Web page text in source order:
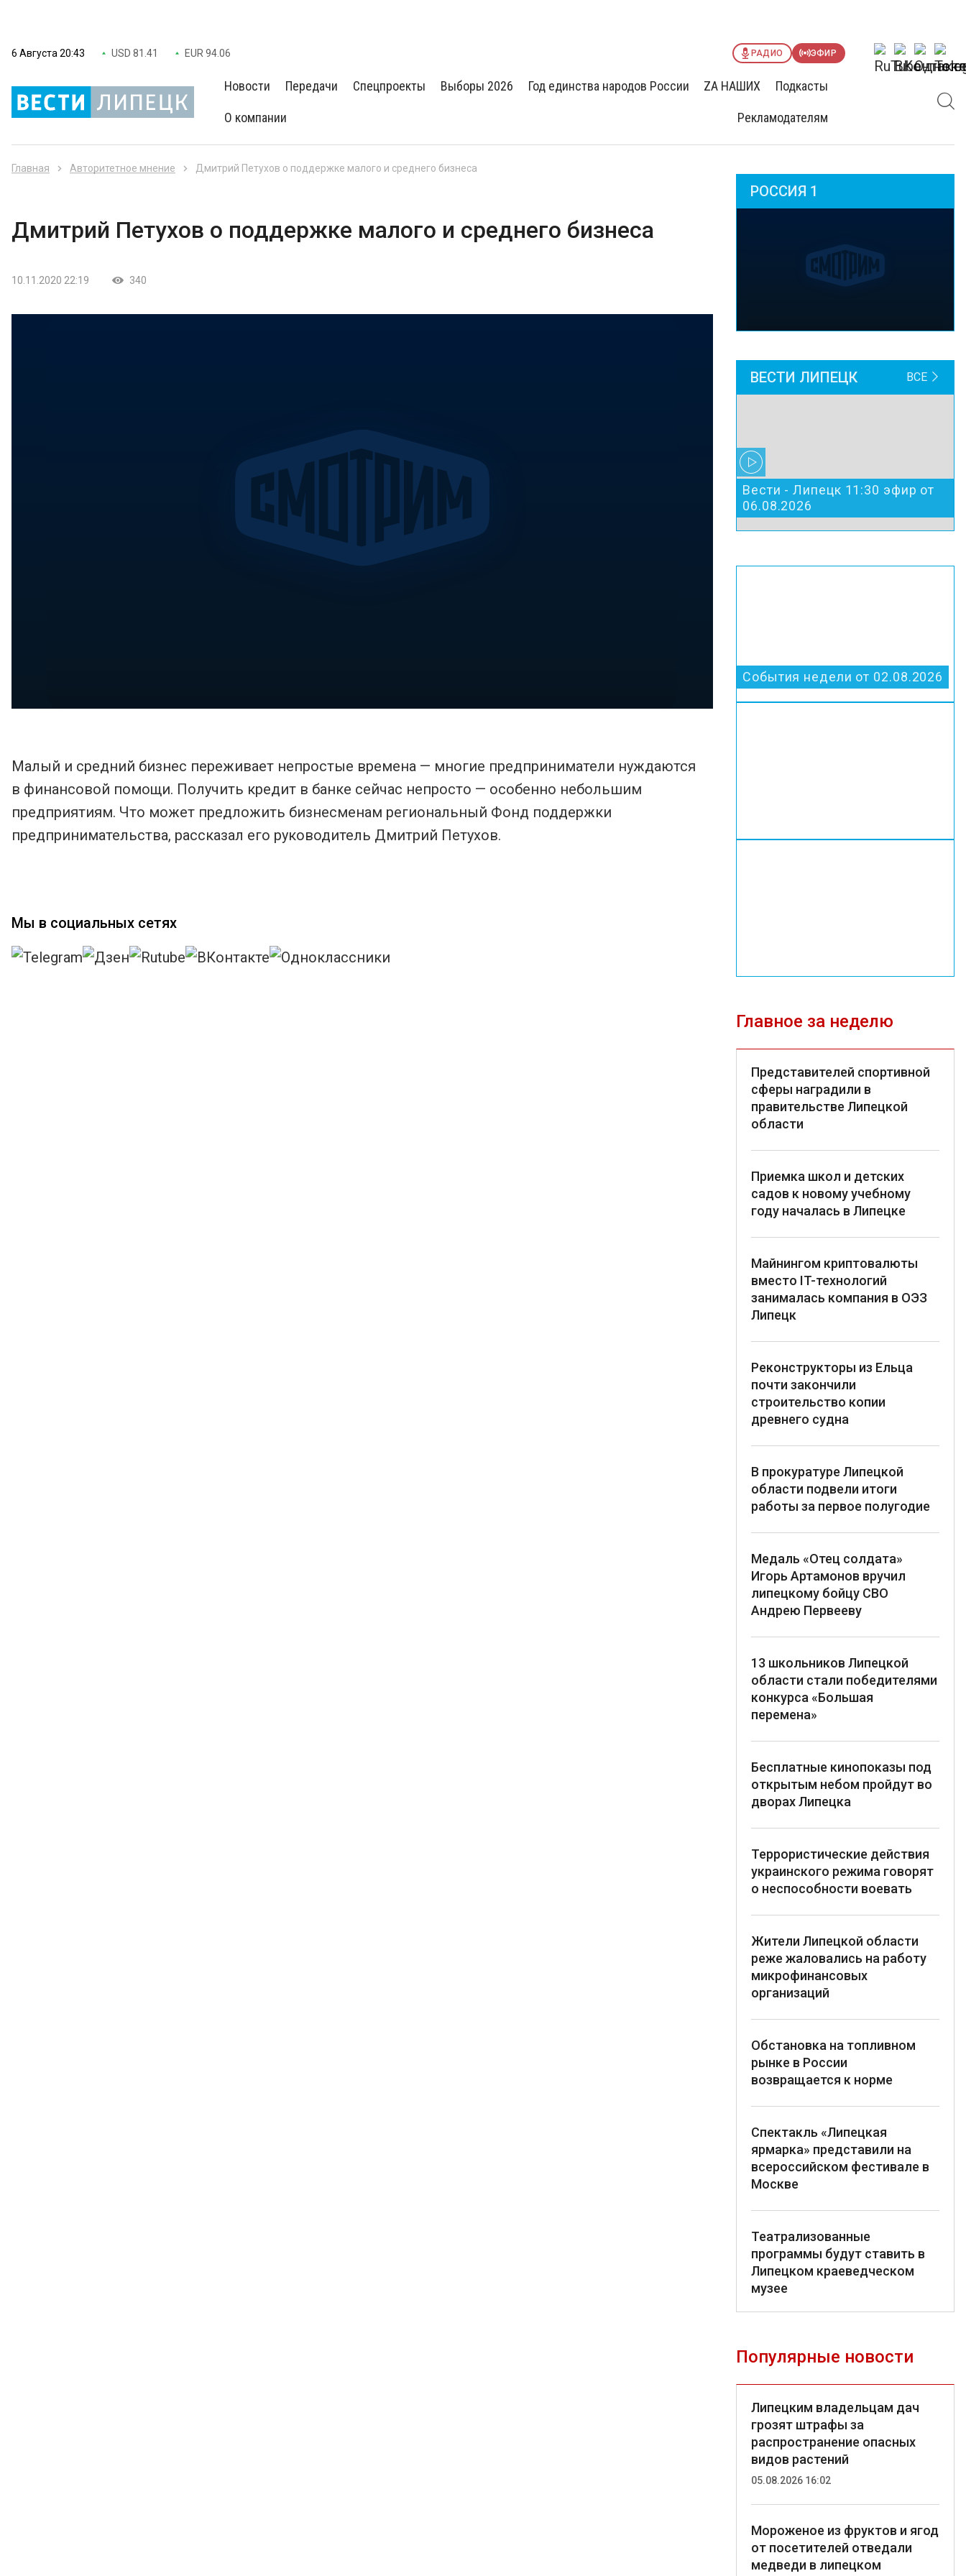
6 Августа 20:43 USD 81.41 EUR 94.06 РАДИО ЭФИР
Новости Передачи Спецпроекты Выборы 2026 Год единства народов России ZА НАШИХ Подкасты
О компании Рекламодателям
Главная Авторитетное мнение Дмитрий Петухов о поддержке малого и среднего бизнеса
Дмитрий Петухов о поддержке малого и среднего бизнеса
10.11.2020 22:19 340
Малый и средний бизнес переживает непростые времена — многие предприниматели нуждаются
в финансовой помощи. Получить кредит в банке сейчас непросто — особенно небольшим
предприятиям. Что может предложить бизнесменам региональный Фонд поддержки
предпринимательства, рассказал его руководитель Дмитрий Петухов.
Мы в социальных сетях
РОССИЯ 1
ВЕСТИ ЛИПЕЦК ВСЕ
Вести - Липецк 11:30 эфир от
06.08.2026
События недели от 02.08.2026
Главное за неделю
Представителей спортивной
сферы наградили в
правительстве Липецкой
области
Приемка школ и детских
садов к новому учебному
году началась в Липецке
Майнингом криптовалюты
вместо IT-технологий
занималась компания в ОЭЗ
Липецк
Реконструкторы из Ельца
почти закончили
строительство копии
древнего судна
В прокуратуре Липецкой
области подвели итоги
работы за первое полугодие
Медаль «Отец солдата»
Игорь Артамонов вручил
липецкому бойцу СВО
Андрею Первееву
13 школьников Липецкой
области стали победителями
конкурса «Большая
перемена»
Бесплатные кинопоказы под
открытым небом пройдут во
дворах Липецка
Террористические действия
украинского режима говорят
о неспособности воевать
Жители Липецкой области
реже жаловались на работу
микрофинансовых
организаций
Обстановка на топливном
рынке в России
возвращается к норме
Спектакль «Липецкая
ярмарка» представили на
всероссийском фестивале в
Москве
Театрализованные
программы будут ставить в
Липецком краеведческом
музее
Популярные новости
Липецким владельцам дач
грозят штрафы за
распространение опасных
видов растений
05.08.2026 16:02
Мороженое из фруктов и ягод
от посетителей отведали
медведи в липецком